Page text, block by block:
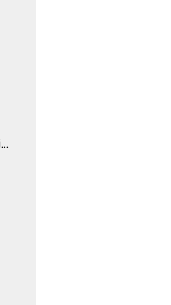
Minimnya
Perbaikan